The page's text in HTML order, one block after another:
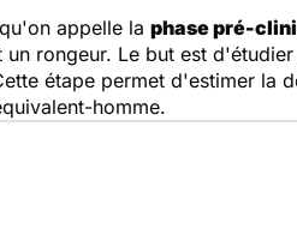
appelle la phase pré-
rongeur. Le but est
étape permet d'estimer la
homme.